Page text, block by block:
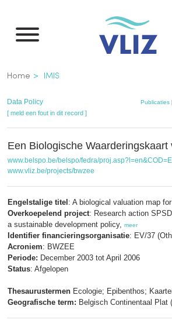
naar
inhoud
gaan
Kruimelpad
Home IMIS
Data Policy Publicaties
[ meld een fout in dit record ]
Een Biologische
www.belspo.be/belspo/fedra/
www.vliz.be/projects/bwzee
Engelstalige titel : A biological valuation map
Overkoepelend project: Research action
a sustainable development policy, meer
Identifier financieringsorganisatie: EV/37
Acroniem: BWZEE
Periode: December 2003 tot April 2006
Status: Afgelopen
Thesaurustermen Ecologie; Epibenthos;
Geografische term: Belgisch Continentaal Plat